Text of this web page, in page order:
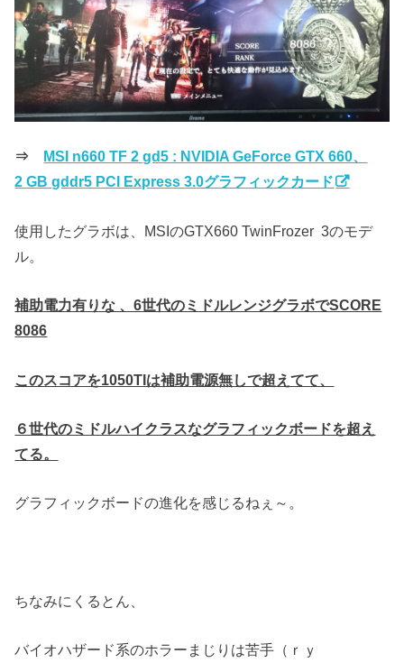
⇒
MSI n660 TF 2 gd5 : NVIDIA GeForce GTX 660、
2 GB gddr5 PCI Express 3.0グラフィックカード
使用したグラボは、MSIのGTX660 TwinFrozer 3のモデ
ル。
補助電力有りな 、6世代のミドルレンジグラボでSCORE
8086
このスコアを1050TIは補助電源無しで超えてて、
６世代のミドルハイクラスなグラフィックボードを超え
てる。
グラフィックボードの進化を感じるねぇ～。
ちなみにくるとん、
バイオハザード系のホラーまじりは苦手（ｒｙ